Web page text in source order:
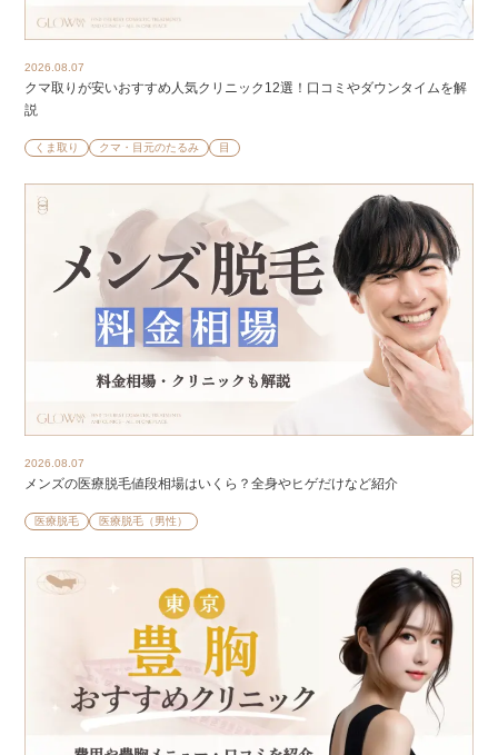
2026.08.07
クマ取りが安いおすすめ人気クリニック12選！口コミやダウンタイムを解
説
くま取り クマ・目元のたるみ 目
2026.08.07
メンズの医療脱毛値段相場はいくら？全身やヒゲだけなど紹介
医療脱毛 医療脱毛（男性）